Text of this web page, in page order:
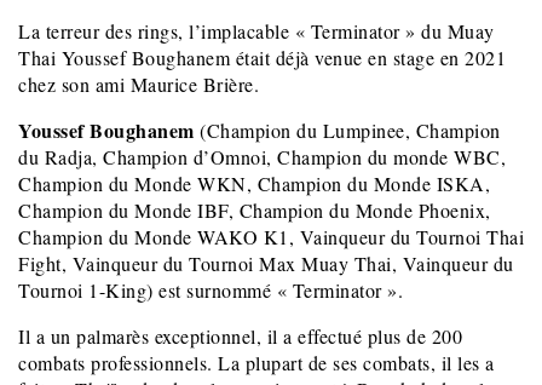
La terreur des rings, l’implacable « Terminator » du Muay
Thai Youssef Boughanem était déjà venue en stage en 2021
chez son ami Maurice Brière.
Youssef Boughanem (Champion du Lumpinee, Champion
du Radja, Champion d’Omnoi, Champion du monde WBC,
Champion du Monde WKN, Champion du Monde ISKA,
Champion du Monde IBF, Champion du Monde Phoenix,
Champion du Monde WAKO K1, Vainqueur du Tournoi Thai
Fight, Vainqueur du Tournoi Max Muay Thai, Vainqueur du
Tournoi 1-King) est surnommé « Terminator ».
Il a un palmarès exceptionnel, il a effectué plus de 200
combats professionnels. La plupart de ses combats, il les a